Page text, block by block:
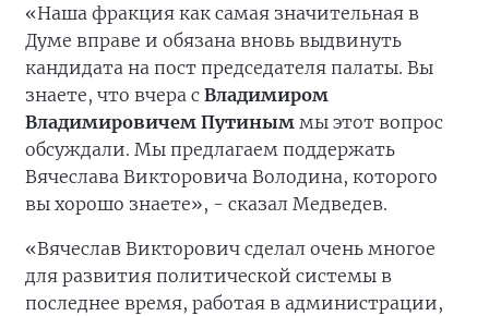
«Наша фракция как самая значительная в
Думе вправе и обязана вновь выдвинуть
кандидата на пост председателя палаты. Вы
знаете, что вчера с Владимиром
Владимировичем Путиным мы этот вопрос
обсуждали. Мы предлагаем поддержать
Вячеслава Викторовича Володина, которого
вы хорошо знаете», - сказал Медведев.
«Вячеслав Викторович сделал очень многое
для развития политической системы в
последнее время, работая в администрации,